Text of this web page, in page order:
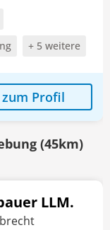
+ 5 weitere
zum Profil
(45km)
LLM.